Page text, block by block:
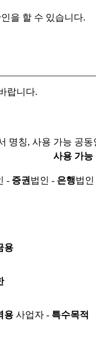
을 할 수 있습니다.
랍니다.
명칭, 사용 가능 공동
사용 가능
- 증권 법인 - 은행법인
용
용 사업자 - 특수목적